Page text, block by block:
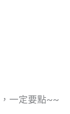
一定要點~~